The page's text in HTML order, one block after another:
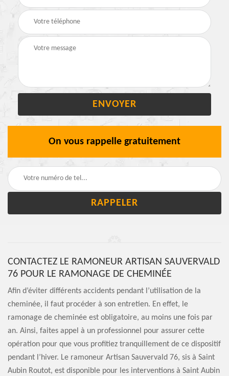
On vous rappelle gratuitement
CONTACTEZ LE RAMONEUR ARTISAN SAUVERVALD
76 POUR LE RAMONAGE DE CHEMINÉE
Afin d’éviter différents accidents pendant l’utilisation de la
cheminée, il faut procéder à son entretien. En effet, le
ramonage de cheminée est obligatoire, au moins une fois par
an. Ainsi, faites appel à un professionnel pour assurer cette
opération pour que vous profitiez tranquillement de ce dispositif
pendant l’hiver. Le ramoneur Artisan Sauvervald 76, sis à Saint
Aubin Routot, est disponible pour les interventions à Saint Aubin